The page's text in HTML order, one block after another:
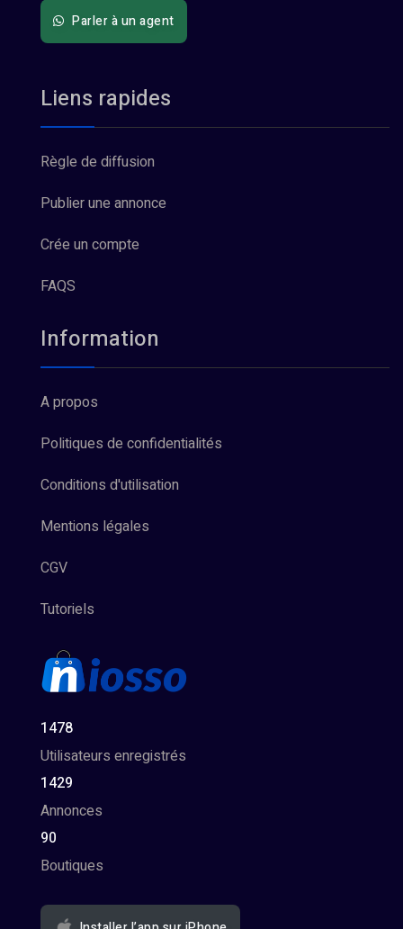
Parler à un agent
Liens rapides
Règle de diffusion
Publier une annonce
Crée un compte
FAQS
Information
A propos
Politiques de confidentialités
Conditions d'utilisation
Mentions légales
CGV
Tutoriels
1478
Utilisateurs enregistrés
1429
Annonces
90
Boutiques